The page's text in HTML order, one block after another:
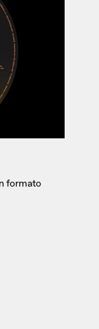
formato